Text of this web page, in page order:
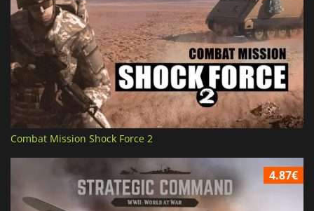
Combat Mission Shock Force 2
4.87€